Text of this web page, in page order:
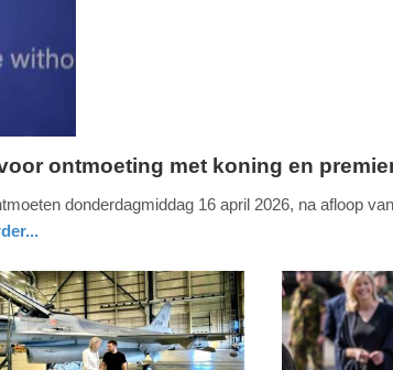
ontmoeting met koning en
donderdagmiddag 16 april 2026, na afloop